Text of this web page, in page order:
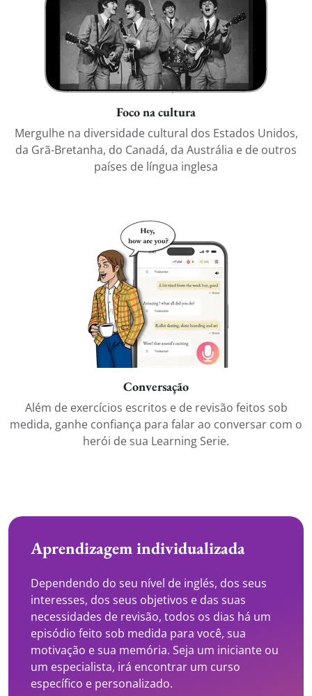
Foco na cultura
Mergulhe na diversidade cultural dos Estados Unidos,
da Grã-Bretanha, do Canadá, da Austrália e de outros
países de língua inglesa
Conversação
Além de exercícios escritos e de revisão feitos sob
medida, ganhe confiança para falar ao conversar com o
herói de sua Learning Serie.
Aprendizagem individualizada
Dependendo do seu nível de inglés, dos seus
interesses, dos seus objetivos e das suas
necessidades de revisão, todos os dias há um
episódio feito sob medida para você, sua
motivação e sua memória. Seja um iniciante ou
um especialista, irá encontrar um curso
específico e personalizado.